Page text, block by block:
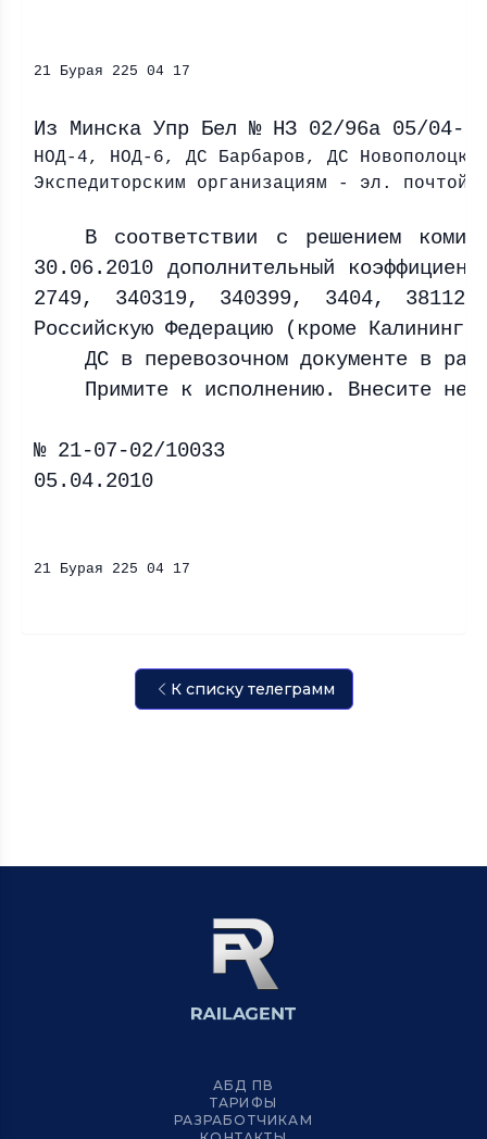
21 Бурая 225 04 17
Из Минска Упр Бел № НЗ 02/96а 05/04-
НОД-4, НОД-6, ДС Барбаров, ДС
Экспедиторским организациям - эл. почтой
В соответствии с решением
30.06.2010 дополнительный
2749, 340319, 340399, 3404,
Российскую Федерацию (кроме
ДС в перевозочном документе в
Примите к исполнению. Внесите
№ 21-07-02/10033
05.04.2010
21 Бурая 225 04 17
К списку телеграмм
АБД ПВ
ТАРИФЫ
РАЗРАБОТЧИКАМ